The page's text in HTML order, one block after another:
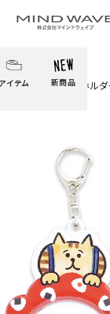
うさぎ
ゆる
ツンダちゃん ウサ
イテム
ふせん
文具小物
雑貨
新商品 search
事限定 缶バッジホル